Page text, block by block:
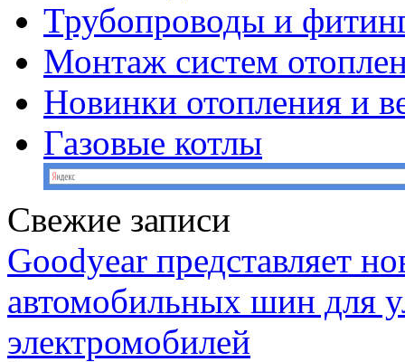
Трубопроводы и
Монтаж систем
Новинки отопления и
Газовые котлы
Свежие записи
Goodyear представляет
автомобильных шин для
электромобилей